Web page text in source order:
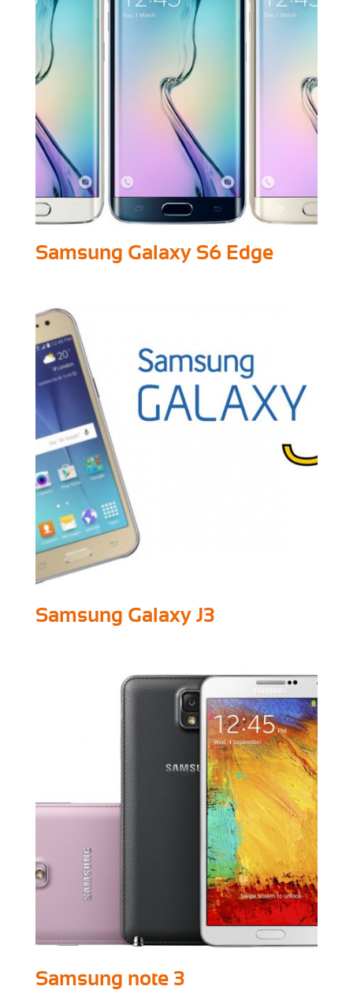
Samsung Galaxy S6 Edge
Samsung Galaxy J3
Samsung note 3